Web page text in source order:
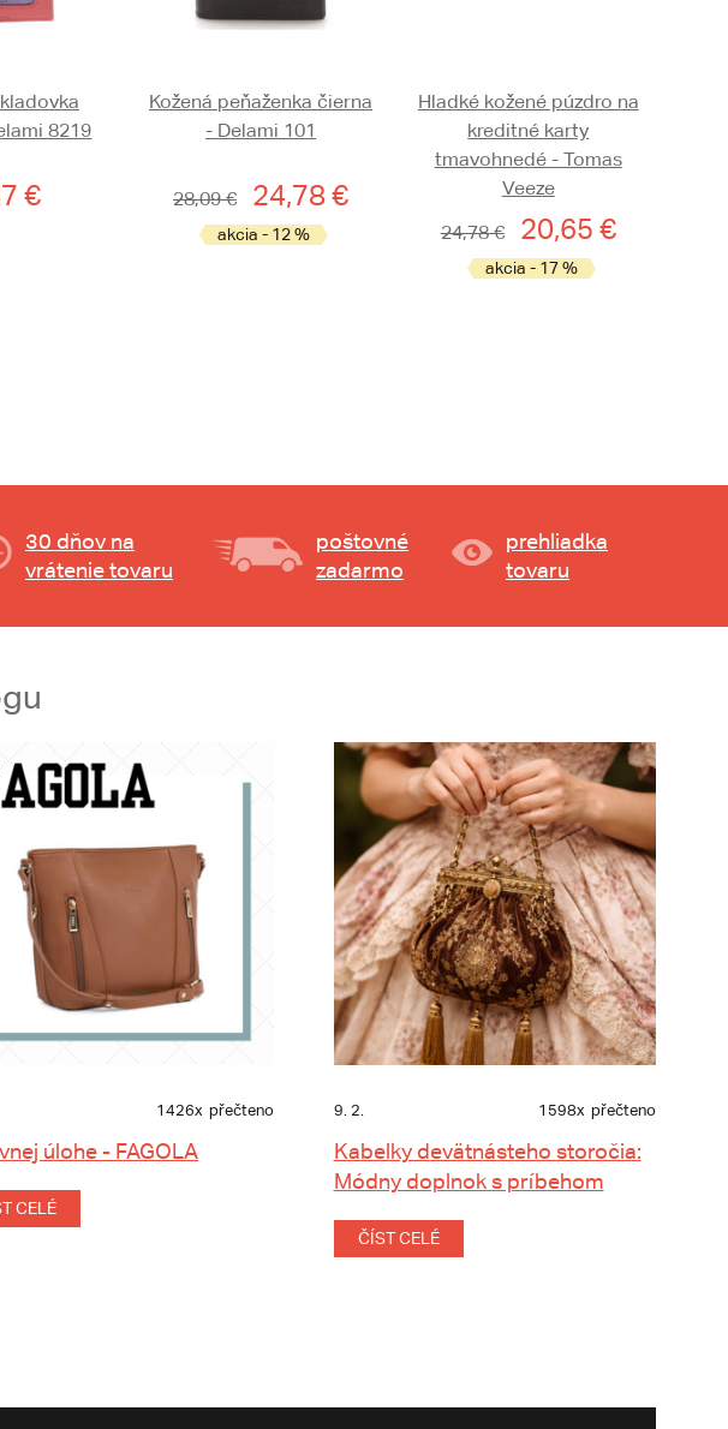
8219
€
Kožená peňaženka čierna
- Delami 101
28,09 € 24,78 €
akcia - 12 %
Hladké kožené púzdro na
kreditné karty
tmavohnedé - Tomas
Veeze
24,78 €
20,65 €
akcia - 17 %
30 dňov na
vrátenie tovaru
poštovné
zadarmo
prehliadka
tovaru
1426x přečteno
úlohe - FAGOLA
CELÉ
9. 2. 1598x přečteno
Kabelky devätnásteho storočia:
Módny doplnok s príbehom
ČÍST CELÉ